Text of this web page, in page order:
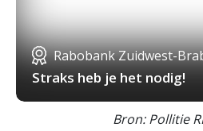
Rabobank Zuidwest-
Straks heb je het nodig!
Bron: Pollitie